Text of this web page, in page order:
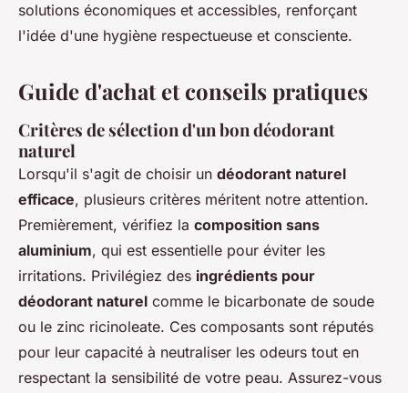
solutions économiques et accessibles, renforçant
l'idée d'une hygiène respectueuse et consciente.
Guide d'achat et conseils pratiques
Critères de sélection d'un bon déodorant
naturel
Lorsqu'il s'agit de choisir un déodorant naturel
efficace, plusieurs critères méritent notre attention.
Premièrement, vérifiez la composition sans
aluminium, qui est essentielle pour éviter les
irritations. Privilégiez des ingrédients pour
déodorant naturel comme le bicarbonate de soude
ou le zinc ricinoleate. Ces composants sont réputés
pour leur capacité à neutraliser les odeurs tout en
respectant la sensibilité de votre peau. Assurez-vous